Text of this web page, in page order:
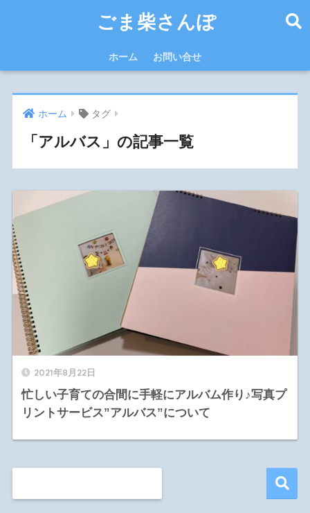
ごま柴さんぽ
ホーム お問い合せ
ホーム タグ
「アルバス」の記事一覧
2021年8月22日
忙しい子育ての合間に手軽にアルバム作り♪写真プ
リントサービス”アルバス”について